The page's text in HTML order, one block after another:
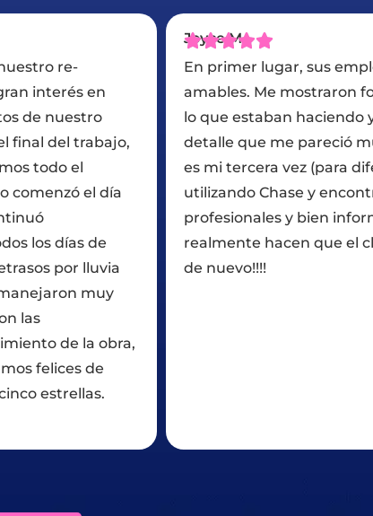
sus empleados fueron muy
fotos de exactamente
y me explicaron cada
muy importante. Esta
(para diferentes fugas)
y encontrar que son muy
informados y que
el cliente #1. ¡¡¡¡Gracias
Tuvimos
techo de
Son muy
corteses.
adecuado
informó a lo
principio a
un gran